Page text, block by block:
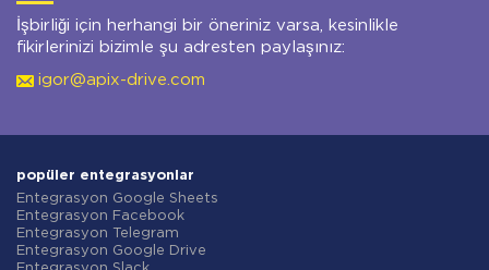
İşbirliği için herhangi bir öneriniz varsa, kesinlikle
fikirlerinizi bizimle şu adresten paylaşınız:
igor@apix-drive.com
popüler entegrasyonlar
Entegrasyon Google Sheets
Entegrasyon Facebook
Entegrasyon Telegram
Entegrasyon Google Drive